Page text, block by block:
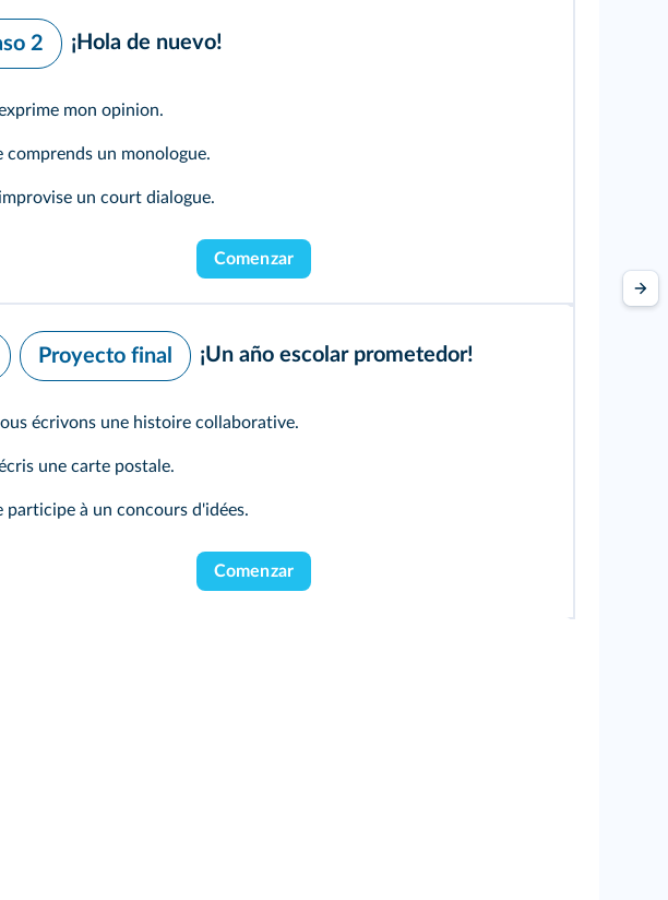
2 ¡Hola de nuevo!
mon opinion.
comprends un monologue.
un court dialogue.
Comenzar
Proyecto final ¡Un año escolar prometedor!
écrivons une histoire collaborative.
une carte postale.
participe à un concours d'idées.
Comenzar